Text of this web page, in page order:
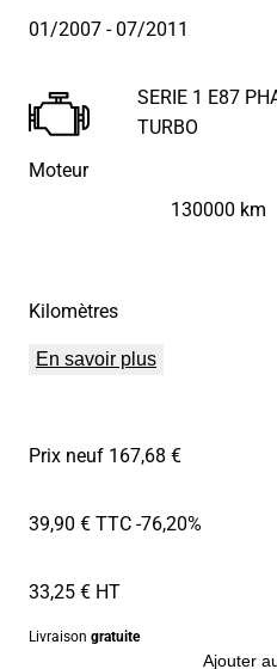
01/2007- 07/2011
Moteur
SERIE 1 E87
TURBO
Kilomètres
130000 km
En savoir plus
Prix neuf 167,68 €
39,90 € TTC-76,20%
33,25 € HT
Livraison gratuite
Ajouter